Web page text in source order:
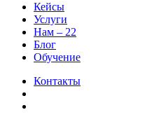
Кейсы
Услуги
Нам – 22
Блог
Обучение
Контакты